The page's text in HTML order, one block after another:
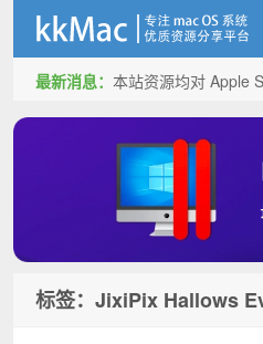
kkMac
最新消息： 本站资源均对 Apple
标签：JixiPix Hallows